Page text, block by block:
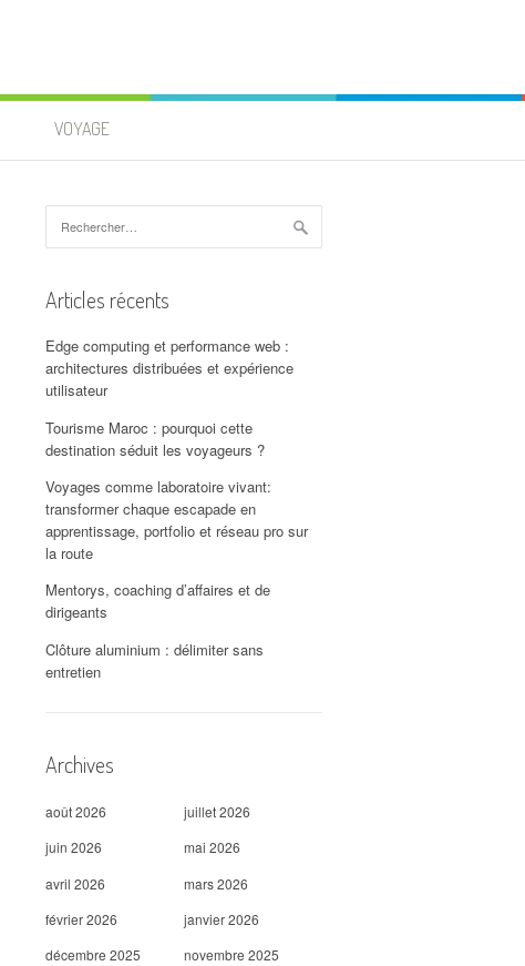
VOYAGE
Articles récents
Edge computing et performance web :
architectures distribuées et expérience
utilisateur
Tourisme Maroc : pourquoi cette
destination séduit les voyageurs ?
Voyages comme laboratoire vivant:
transformer chaque escapade en
apprentissage, portfolio et réseau pro sur
la route
Mentorys, coaching d’affaires et de
dirigeants
Clôture aluminium : délimiter sans
entretien
Archives
août 2026
juillet 2026
juin 2026
mai 2026
avril 2026
mars 2026
février 2026
janvier 2026
décembre 2025
novembre 2025